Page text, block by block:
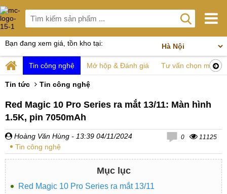
Bạn đang xem giá, tồn kho tại:
Tin công nghệ Mở hộp & Đánh giá Tư vấn chọn mua
Tin tức Tin công nghệ
Red Magic 10 Pro Series ra mắt 13/11: Màn hình
1.5K, pin 7050mAh
Hoàng Văn Hùng - 13:39 04/11/2024
Tin công nghệ
0 11125
Mục lục
Red Magic 10 Pro Series ra mắt 13/11